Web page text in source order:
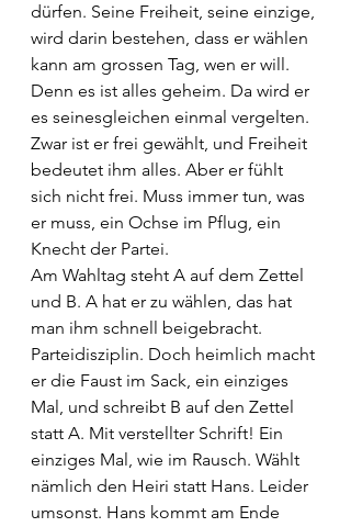
dürfen. Seine Freiheit, seine einzige,
wird darin bestehen, dass er wählen
kann am grossen Tag, wen er will.
Denn es ist alles geheim. Da wird er
es seinesgleichen einmal vergelten.
Zwar ist er frei gewählt, und Freiheit
bedeutet ihm alles. Aber er fühlt
sich nicht frei. Muss immer tun, was
er muss, ein Ochse im Pflug, ein
Knecht der Partei.
Am Wahltag steht A auf dem Zettel
und B. A hat er zu wählen, das hat
man ihm schnell beigebracht.
Parteidisziplin. Doch heimlich macht
er die Faust im Sack, ein einziges
Mal, und schreibt B auf den Zettel
statt A. Mit verstellter Schrift! Ein
einziges Mal, wie im Rausch. Wählt
nämlich den Heiri statt Hans. Leider
umsonst. Hans kommt am Ende